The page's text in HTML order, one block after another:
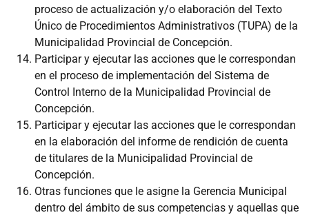
proceso de actualización y/o elaboración del Texto
Único de Procedimientos Administrativos (TUPA) de la
Municipalidad Provincial de Concepción.
Participar y ejecutar las acciones que le correspondan
en el proceso de implementación del Sistema de
Control Interno de la Municipalidad Provincial de
Concepción.
Participar y ejecutar las acciones que le correspondan
en la elaboración del informe de rendición de cuenta
de titulares de la Municipalidad Provincial de
Concepción.
Otras funciones que le asigne la Gerencia Municipal
dentro del ámbito de sus competencias y aquellas que